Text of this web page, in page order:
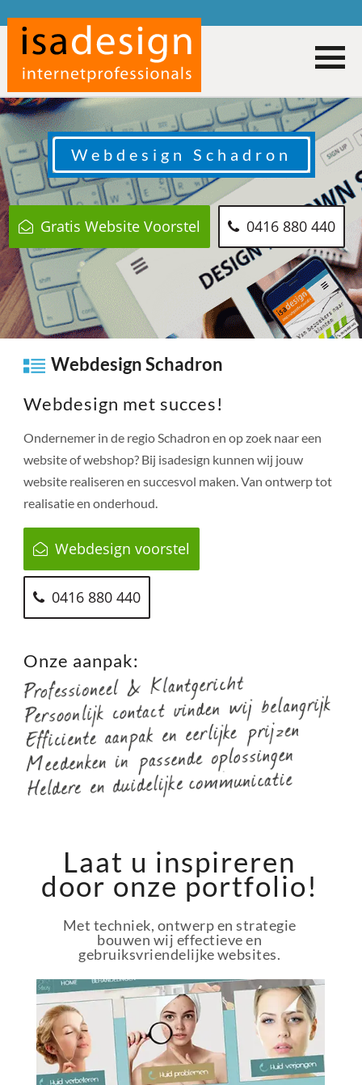
Webdesign Schadron
Gratis Website Voorstel 0416 880 440
Webdesign Schadron
Webdesign met succes!
Ondernemer in de regioSchadron en op zoek naar een
website of webshop? Bij isadesign kunnen wij jouw
website realiseren en succesvol maken. Van ontwerp tot
realisatie en onderhoud.
Webdesign voorstel
0416 880 440
Onze aanpak:
Laat u inspireren
door onze portfolio!
Met techniek, ontwerp en strategie
bouwen wij effectieve en
gebruiksvriendelijke websites.